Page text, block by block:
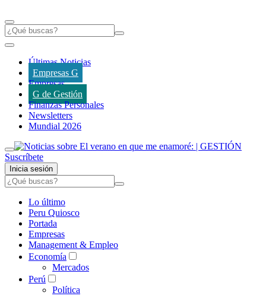
Últimas Noticias
Empresas G
Empresas
G de Gestión
Finanzas Personales
Newsletters
Mundial 2026
Suscríbete
Inicia sesión
Lo último
Peru Quiosco
Portada
Empresas
Management & Empleo
Economía
Mercados
Perú
Política